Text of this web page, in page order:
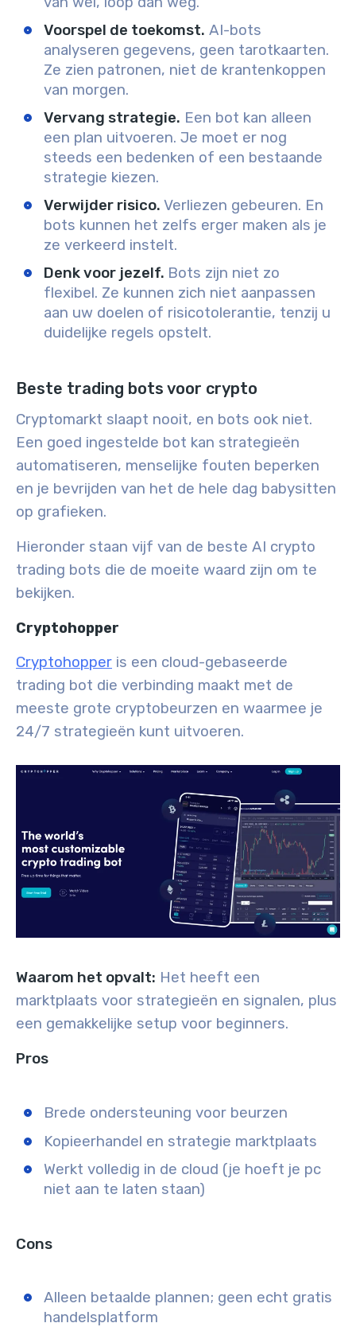
Voorspel de toekomst. AI-bots
analyseren gegevens, geen tarotkaarten.
Ze zien patronen, niet de krantenkoppen
van morgen.
Vervang strategie. Een bot kan alleen
een plan uitvoeren. Je moet er nog
steeds een bedenken of een bestaande
strategie kiezen.
Verwijder risico. Verliezen gebeuren. En
bots kunnen het zelfs erger maken als je
ze verkeerd instelt.
Denk voor jezelf. Bots zijn niet zo
flexibel. Ze kunnen zich niet aanpassen
aan uw doelen of risicotolerantie, tenzij u
duidelijke regels opstelt.
Beste trading bots voor crypto
Cryptomarkt slaapt nooit, en bots ook niet.
Een goed ingestelde bot kan strategieën
automatiseren, menselijke fouten beperken
en je bevrijden van het de hele dag babysitten
op grafieken.
Hieronder staan vijf van de beste AI crypto
trading bots die de moeite waard zijn om te
bekijken.
Cryptohopper
Cryptohopper is een cloud-gebaseerde
trading bot die verbinding maakt met de
meeste grote cryptobeurzen en waarmee je
24/7 strategieën kunt uitvoeren.
Waarom het opvalt: Het heeft een
marktplaats voor strategieën en signalen, plus
een gemakkelijke setup voor beginners.
Pros
Brede ondersteuning voor beurzen
Kopieerhandel en strategie marktplaats
Werkt volledig in de cloud (je hoeft je pc
niet aan te laten staan)
Cons
Alleen betaalde plannen; geen echt gratis
handelsplatform